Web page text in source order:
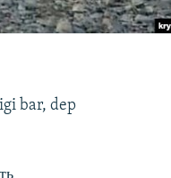
bar, dep